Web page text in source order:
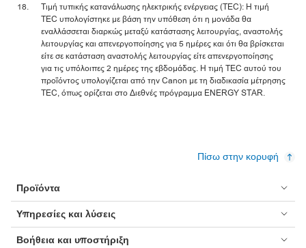
Τιμή τυπικής κατανάλωσης ηλεκτρικής ενέργειας (TEC): Η τιμή
TEC υπολογίστηκε με βάση την υπόθεση ότι η μονάδα θα
εναλλάσσεται διαρκώς μεταξύ κατάστασης λειτουργίας, αναστολής
λειτουργίας και απενεργοποίησης για 5 ημέρες και ότι θα βρίσκεται
είτε σε κατάσταση αναστολής λειτουργίας είτε απενεργοποίησης
για τις υπόλοιπες 2 ημέρες της εβδομάδας. Η τιμή TEC αυτού του
προϊόντος υπολογίζεται από την Canon με τη διαδικασία μέτρησης
TEC, όπως ορίζεται στο Διεθνές πρόγραμμα ENERGY STAR.
Πίσω στην κορυφή
Προϊόντα
Υπηρεσίες και λύσεις
Βοήθεια και υποστήριξη